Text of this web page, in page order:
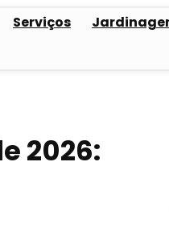
Serviços
2026: